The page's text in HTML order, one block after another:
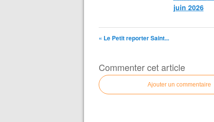
juin 2026
« Le Petit reporter Saint...
Commenter cet article
Ajouter un commentaire